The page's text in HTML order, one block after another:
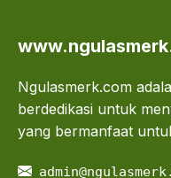
Ngulasmerk.com
berdedikasi untuk
yang bermanfaat